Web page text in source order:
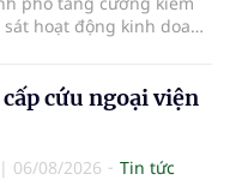
hoạt động kinh doanh
cứu ngoại viện
| 06/08/2026
Tin tức